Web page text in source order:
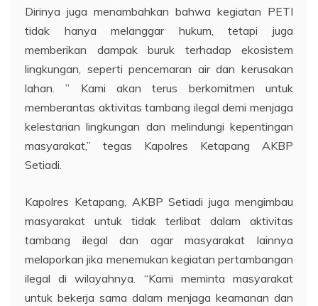
Dirinya juga menambahkan bahwa kegiatan PETI
tidak hanya melanggar hukum, tetapi juga
memberikan dampak buruk terhadap ekosistem
lingkungan, seperti pencemaran air dan kerusakan
lahan. ” Kami akan terus berkomitmen untuk
memberantas aktivitas tambang ilegal demi menjaga
kelestarian lingkungan dan melindungi kepentingan
masyarakat,” tegas Kapolres Ketapang AKBP
Setiadi.
Kapolres Ketapang, AKBP Setiadi juga mengimbau
masyarakat untuk tidak terlibat dalam aktivitas
tambang ilegal dan agar masyarakat lainnya
melaporkan jika menemukan kegiatan pertambangan
ilegal di wilayahnya. “Kami meminta masyarakat
untuk bekerja sama dalam menjaga keamanan dan